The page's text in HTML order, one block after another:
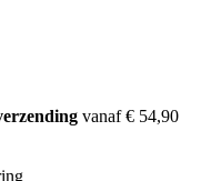
vanaf € 54,90